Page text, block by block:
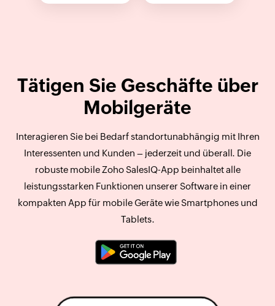
Tätigen Sie Geschäfte über
Mobilgeräte
Interagieren Sie bei Bedarf standortunabhängig mit Ihren
Interessenten und Kunden – jederzeit und überall. Die
robuste mobile Zoho SalesIQ-App beinhaltet alle
leistungsstarken Funktionen unserer Software in einer
kompakten App für mobile Geräte wie Smartphones und
Tablets.